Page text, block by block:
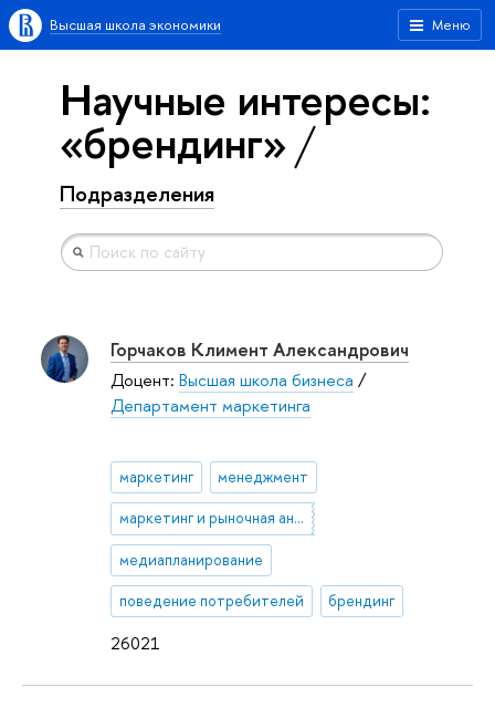
Меню
Высшая школа экономики
Научные интересы:
«брендинг»
Подразделения
26021
Горчаков Климент Александрович
Доцент: Высшая школа бизнеса /
Департамент маркетинга
маркетинг менеджмент
маркетинг и рыночная аналитика
медиапланирование
поведение потребителей брендинг